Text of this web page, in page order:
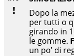
Dopo la
per tutti o
girando in
le gomme.
un po’ di